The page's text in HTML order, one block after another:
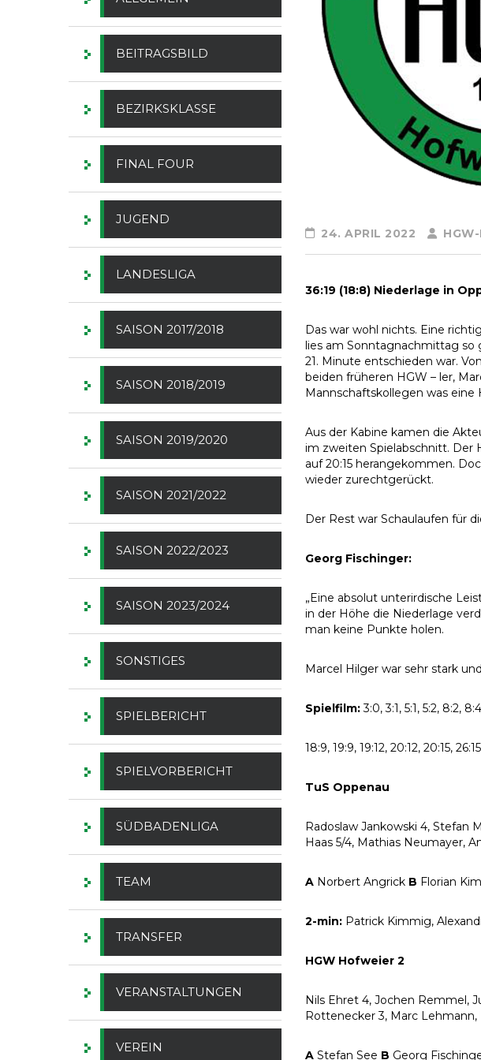
24. APRIL 2022 HGW-
36:19 (18:8) Niederlage in
Das war wohl nichts. Eine
lies am Sonntagnachmittag so
21. Minute entschieden war.
beiden früheren HGW – ler,
Mannschaftskollegen was
Aus der Kabine kamen die
im zweiten Spielabschnitt. Der
auf 20:15 herangekommen.
wieder zurechtgerückt.
Der Rest war Schaulaufen für
Georg Fischinger:
„Eine absolut unterirdische
in der Höhe die Niederlage
man keine Punkte holen.
Marcel Hilger war sehr stark
Spielfilm:3:0, 3:1, 5:1, 5:2, 8:2,
18:9, 19:9, 19:12, 20:12, 20:15,
TuS Oppenau
Radoslaw Jankowski 4, Stefan
Haas 5/4, Mathias Neumayer,
A Norbert Angrick B Florian
2-min: Patrick Kimmig,
HGW Hofweier 2
Nils Ehret 4, Jochen Remmel,
Rottenecker 3, Marc Lehmann,
A Stefan See B Georg
BEITRAGSBILD
BEZIRKSKLASSE
FINAL FOUR
JUGEND
LANDESLIGA
SAISON 2017/2018
SAISON 2018/2019
SAISON 2019/2020
SAISON 2021/2022
SAISON 2022/2023
SAISON 2023/2024
SONSTIGES
SPIELBERICHT
SPIELVORBERICHT
SÜDBADENLIGA
TEAM
TRANSFER
VERANSTALTUNGEN
VEREIN